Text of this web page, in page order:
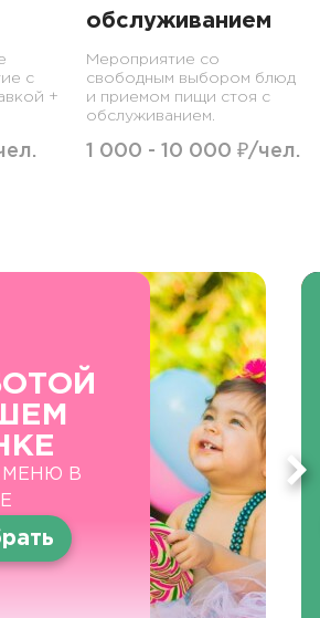
с
+
обслуживанием
Мероприятие со
свободным выбором блюд
и приемом пищи стоя с
обслуживанием.
1 000 - 10 000 ₽/чел.
МЕНЮ В